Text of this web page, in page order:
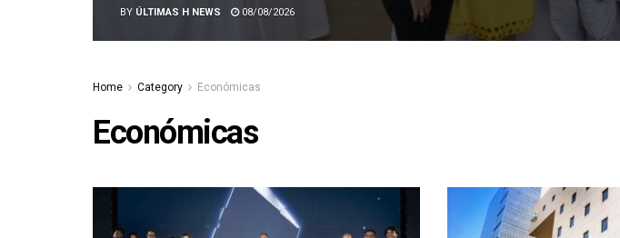
BY ÚLTIMAS H NEWS 08/08/2026
Home Category Económicas
Económicas